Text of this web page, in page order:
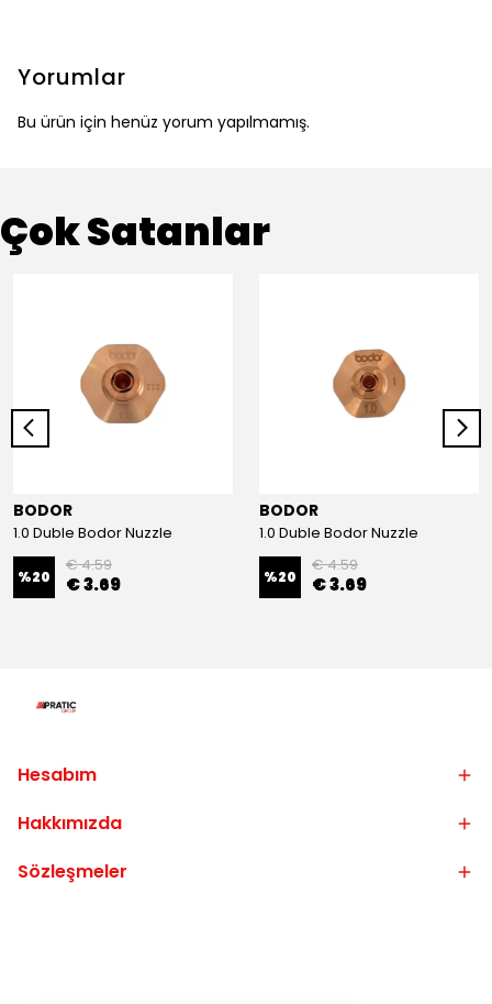
Yorumlar
Bu ürün için henüz yorum yapılmamış.
Çok Satanlar
BODOR
1.0 Duble Bodor Nuzzle
%20
€ 4.59
€ 3.69
BODOR
1.0 Duble Bodor Nuzzle
%20
€ 4.59
€ 3.69
Hesabım
Hakkımızda
Sözleşmeler